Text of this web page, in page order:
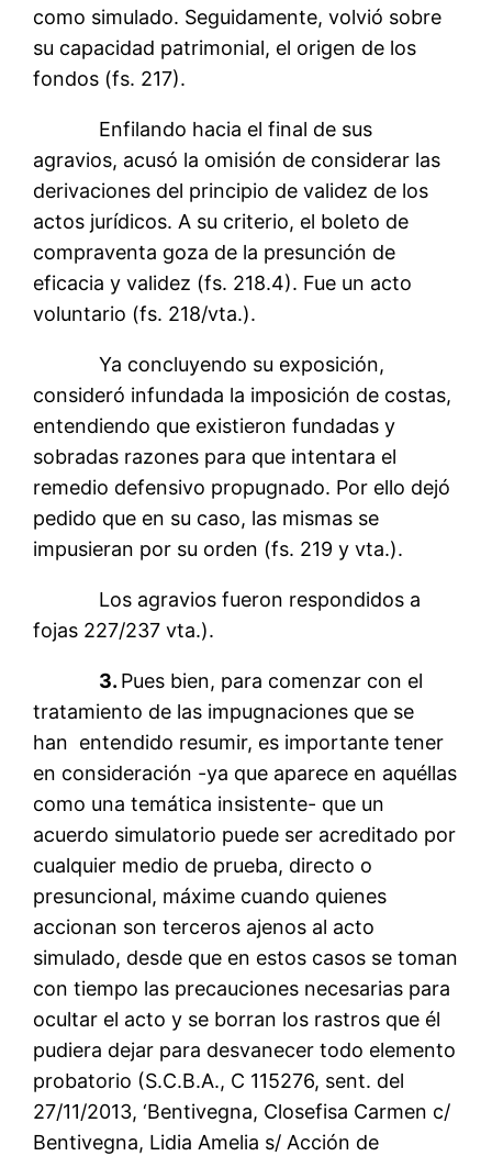
como simulado. Seguidamente, volvió sobre
su capacidad patrimonial, el origen de los
fondos (fs. 217).
Enfilando hacia el final de sus
agravios, acusó la omisión de considerar las
derivaciones del principio de validez de los
actos jurídicos. A su criterio, el boleto de
compraventa goza de la presunción de
eficacia y validez (fs. 218.4). Fue un acto
voluntario (fs. 218/vta.).
Ya concluyendo su exposición,
consideró infundada la imposición de costas,
entendiendo que existieron fundadas y
sobradas razones para que intentara el
remedio defensivo propugnado. Por ello dejó
pedido que en su caso, las mismas se
impusieran por su orden (fs. 219 y vta.).
Los agravios fueron respondidos a
fojas 227/237 vta.).
3. Pues bien, para comenzar con el
tratamiento de las impugnaciones que se
han entendido resumir, es importante tener
en consideración -ya que aparece en aquéllas
como una temática insistente- que un
acuerdo simulatorio puede ser acreditado por
cualquier medio de prueba, directo o
presuncional, máxime cuando quienes
accionan son terceros ajenos al acto
simulado, desde que en estos casos se toman
con tiempo las precauciones necesarias para
ocultar el acto y se borran los rastros que él
pudiera dejar para desvanecer todo elemento
probatorio (S.C.B.A., C 115276, sent. del
27/11/2013, ‘Bentivegna, Closefisa Carmen c/
Bentivegna, Lidia Amelia s/ Acción de